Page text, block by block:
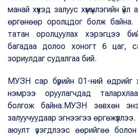
манай хүүхэд залуус хүмүүнлэгийн
өргөнөөр оролцдог болж байна.
татан оролцуулах хэрэгцээ бий.
багадаа долоо хоногт 6 цаг,
зориулдаг судалгаа бий.
МУЗН сар бүрийн 01-ний өдрийг
нэмрээ оруулагчдад
болгож байна.МУЗН зөвхөн
залуучуудаар эгнээгээ
аюулт үзэгдлээс өөрийгөө